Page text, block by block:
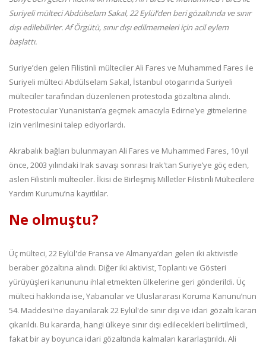
Suriyeli mülteci Abdülselam Sakal, 22 Eylül’den beri gözaltında ve sınır
dışı edilebilirler. Af Örgütü, sınır dışı edilmemeleri için acil eylem
başlattı.
Suriye’den gelen Filistinli mülteciler Ali Fares ve Muhammed Fares ile
Suriyeli mülteci Abdülselam Sakal, İstanbul otogarında Suriyeli
mülteciler tarafından düzenlenen protestoda gözaltına alındı.
Protestocular Yunanistan’a geçmek amacıyla Edirne’ye gitmelerine
izin verilmesini talep ediyorlardı.
Akrabalık bağları bulunmayan Ali Fares ve Muhammed Fares, 10 yıl
önce, 2003 yılındaki Irak savaşı sonrası Irak'tan Suriye’ye göç eden,
aslen Filistinli mülteciler. İkisi de Birleşmiş Milletler Filistinli Mültecilere
Yardım Kurumu’na kayıtlılar.
Ne olmuştu?
Üç mülteci, 22 Eylül'de Fransa ve Almanya’dan gelen iki aktivistle
beraber gözaltına alındı. Diğer iki aktivist, Toplantı ve Gösteri
yürüyüşleri kanununu ihlal etmekten ülkelerine geri gönderildi. Üç
mülteci hakkında ise, Yabancılar ve Uluslararası Koruma Kanunu’nun
54. Maddesi'ne dayanılarak 22 Eylül'de sınır dışı ve idari gözaltı kararı
çıkarıldı. Bu kararda, hangi ülkeye sınır dışı edilecekleri belirtilmedi,
fakat bir ay boyunca idari gözaltında kalmaları kararlaştırıldı. Ali